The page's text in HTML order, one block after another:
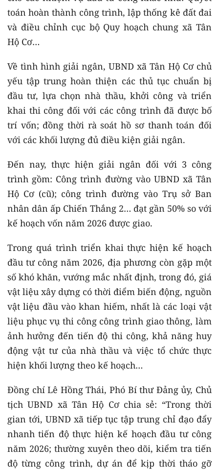
toán hoàn thành công trình, lập thống kê đất đai
và điều chỉnh cục bộ Quy hoạch chung xã Tân
Hộ Cơ…
Về tình hình giải ngân, UBND xã Tân Hộ Cơ chủ
yếu tập trung hoàn thiện các thủ tục chuẩn bị
đầu tư, lựa chọn nhà thầu, khởi công và triển
khai thi công đối với các công trình đã được bố
trí vốn; đồng thời rà soát hồ sơ thanh toán đối
với các khối lượng đủ điều kiện giải ngân.
Đến nay, thực hiện giải ngân đối với 3 công
trình gồm: Công trình đường vào UBND xã Tân
Hộ Cơ (cũ); công trình đường vào Trụ sở Ban
nhân dân ấp Chiến Thắng 2… đạt gần 50% so với
kế hoạch vốn năm 2026 được giao.
Trong quá trình triển khai thực hiện kế hoạch
đầu tư công năm 2026, địa phương còn gặp một
số khó khăn, vướng mắc nhất định, trong đó, giá
vật liệu xây dựng có thời điểm biến động, nguồn
vật liệu đầu vào khan hiếm, nhất là các loại vật
liệu phục vụ thi công công trình giao thông, làm
ảnh hưởng đến tiến độ thi công, khả năng huy
động vật tư của nhà thầu và việc tổ chức thực
hiện khối lượng theo kế hoạch…
Đồng chí Lê Hồng Thái, Phó Bí thư Đảng ủy, Chủ
tịch UBND xã Tân Hộ Cơ chia sẻ: “Trong thời
gian tới, UBND xã tiếp tục tập trung chỉ đạo đẩy
nhanh tiến độ thực hiện kế hoạch đầu tư công
năm 2026; thường xuyên theo dõi, kiểm tra tiến
độ từng công trình, dự án để kịp thời tháo gỡ